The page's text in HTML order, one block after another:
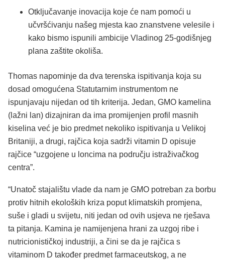
Otključavanje inovacija koje će nam pomoći u
učvršćivanju našeg mjesta kao znanstvene velesile i
kako bismo ispunili ambicije Vladinog 25-godišnjeg
plana zaštite okoliša.
Thomas napominje da dva terenska ispitivanja koja su
dosad omogućena Statutarnim instrumentom ne
ispunjavaju nijedan od tih kriterija. Jedan, GMO kamelina
(lažni lan) dizajniran da ima promijenjen profil masnih
kiselina već je bio predmet nekoliko ispitivanja u Velikoj
Britaniji, a drugi, rajčica koja sadrži vitamin D opisuje
rajčice “uzgojene u loncima na području istraživačkog
centra”.
“Unatoč stajalištu vlade da nam je GMO potreban za borbu
protiv hitnih ekoloških kriza poput klimatskih promjena,
suše i gladi u svijetu, niti jedan od ovih usjeva ne rješava
ta pitanja. Kamina je namijenjena hrani za uzgoj ribe i
nutricionističkoj industriji, a čini se da je rajčica s
vitaminom D također predmet farmaceutskog, a ne